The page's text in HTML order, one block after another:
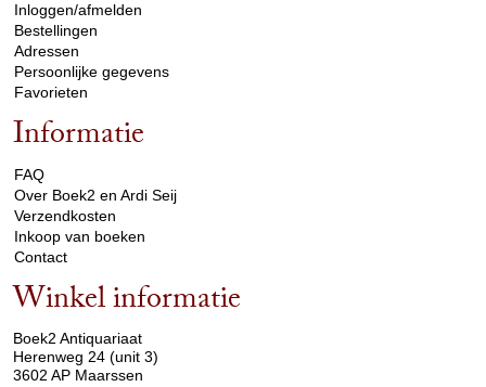
Inloggen/afmelden
Bestellingen
Adressen
Persoonlijke gegevens
Favorieten
Informatie
FAQ
Over Boek2 en Ardi Seij
Verzendkosten
Inkoop van boeken
Contact
Winkel informatie
Boek2 Antiquariaat
Herenweg 24 (unit 3)
3602 AP Maarssen